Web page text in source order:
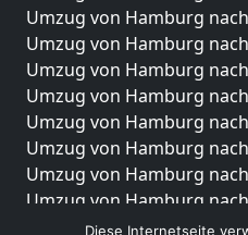
Umzug von Hamburg
Umzug von Hamburg
Umzug von Hamburg
Umzug von Hamburg
Umzug von Hamburg
Umzug von Hamburg
Umzug von Hamburg
Umzug von Hamburg
Umzug von Hamburg
Diese Internetseite